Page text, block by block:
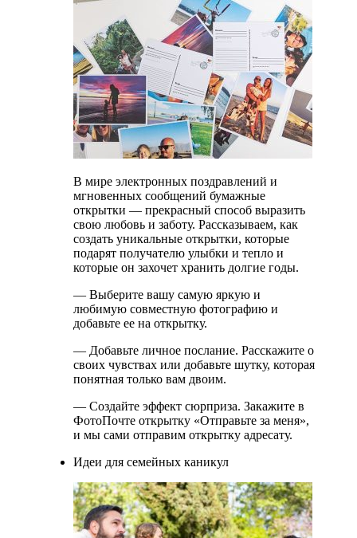
В мире электронных поздравлений и
мгновенных сообщений бумажные
открытки — прекрасный способ выразить
свою любовь и заботу. Рассказываем, как
создать уникальные открытки, которые
подарят получателю улыбки и тепло и
которые он захочет хранить долгие годы.
— Выберите вашу самую яркую и
любимую совместную фотографию и
добавьте ее на открытку.
— Добавьте личное послание. Расскажите о
своих чувствах или добавьте шутку, которая
понятная только вам двоим.
— Создайте эффект сюрприза. Закажите в
ФотоПочте открытку «Отправьте за меня»,
и мы сами отправим открытку адресату.
Идеи для семейных каникул